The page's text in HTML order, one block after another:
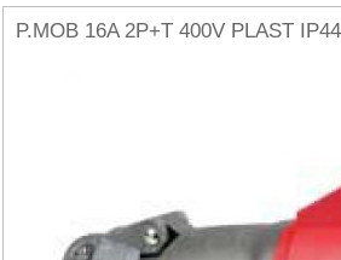
P.MOB 16A 2P+T 400V PLAST IP44